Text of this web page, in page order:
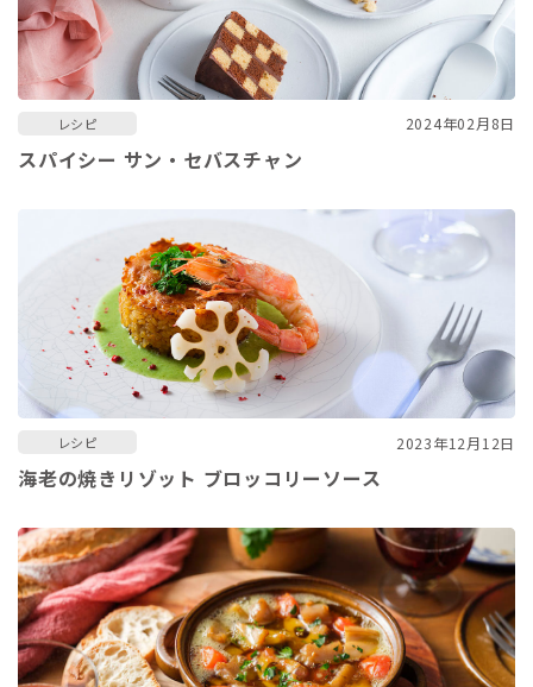
レシピ 2024年02月8日
スパイシー サン・セバスチャン
レシピ 2023年12月12日
海老の焼きリゾット ブロッコリーソース